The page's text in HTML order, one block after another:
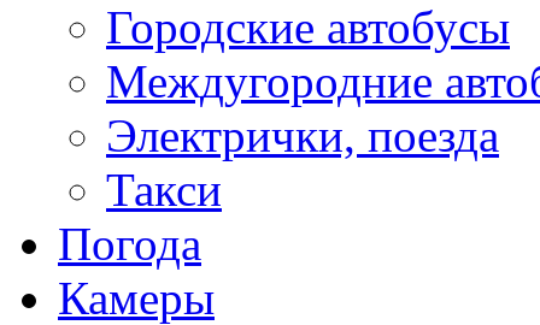
Городские автобусы
Междугородние
Электрички, поезда
Такси
Погода
Камеры